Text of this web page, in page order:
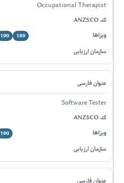
Occupational Therapist
189
190
Software Tester
190